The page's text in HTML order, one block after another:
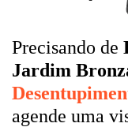
Precisando de
Jardim
agende uma